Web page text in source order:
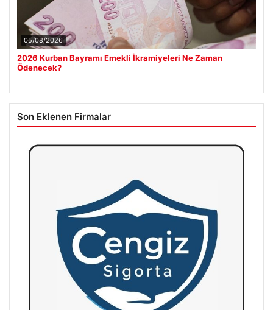
05/08/2026
2026 Kurban Bayramı Emekli İkramiyeleri Ne Zaman
Ödenecek?
Son Eklenen Firmalar